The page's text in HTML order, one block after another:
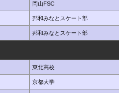
岡山FSC
邦和みなとスケート部
邦和みなとスケート部
東北高校
京都大学